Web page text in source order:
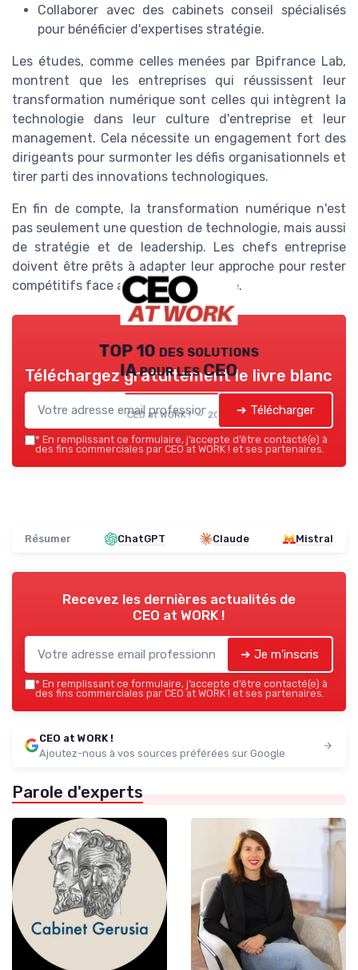
Collaborer avec des cabinets conseil spécialisés
pour bénéficier d'expertises stratégie.
Les études, comme celles menées par Bpifrance Lab,
montrent que les entreprises qui réussissent leur
transformation numérique sont celles qui intègrent la
technologie dans leur culture d'entreprise et leur
management. Cela nécessite un engagement fort des
dirigeants pour surmonter les défis organisationnels et
tirer parti des innovations technologiques.
En fin de compte, la transformation numérique n'est
pas seulement une question de technologie, mais aussi
de stratégie et de leadership. Les chefs entreprise
doivent être prêts à adapter leur approche pour rester
compétitifs face aux défis du marché.
TOP 10 des solutions
IA pour les CEO
CEO at WORK ! — 2026
Téléchargez gratuitement le livre blanc
➔ Télécharger
* En remplissant ce formulaire, j’accepte d’être contacté(e) à
des fins commerciales par CEO at WORK ! et ses partenaires.
Résumer ChatGPT Claude Mistral
Recevez les dernières actualités de
CEO at WORK !
➔ Je m'inscris
* En remplissant ce formulaire, j’accepte d’être contacté(e) à
des fins commerciales par CEO at WORK ! et ses partenaires.
CEO at WORK !
Ajoutez-nous à vos sources préférées sur Google
Parole d'experts